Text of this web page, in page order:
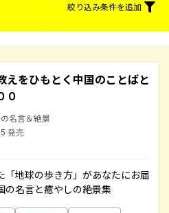
絞り込み条件を追加
えをひもとく中国のことばと
０
名言＆絶景
発売
地球の歩き方」があなたにお届
の名言と癒やしの絶景集